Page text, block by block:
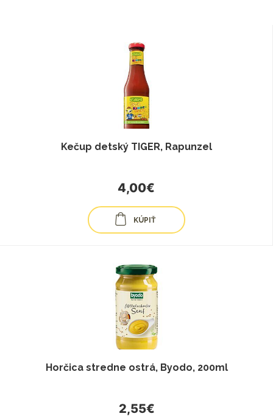
Kečup detský TIGER, Rapunzel
4,00€
KÚPIŤ
Horčica stredne ostrá, Byodo, 200ml
2,55€